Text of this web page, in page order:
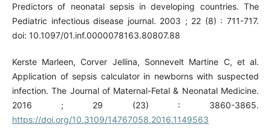
Predictors of neonatal sepsis in developing countries. The
Pediatric infectious disease journal. 2003 ; 22 (8) : 711-717.
doi: 10.1097/01.inf.0000078163.80807.88
Kerste Marleen, Corver Jellina, Sonnevelt Martine C, et al.
Application of sepsis calculator in newborns with suspected
infection. The Journal of Maternal-Fetal & Neonatal Medicine.
2016 ; 29 (23) : 3860-3865.
https://doi.org/10.3109/14767058.2016.1149563